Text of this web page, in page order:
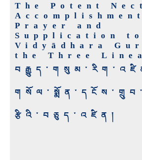
The Potent
Prayer and
Supplication
Vidyādhara
the Three
རྩིའི་བཅུད་འཛིན།